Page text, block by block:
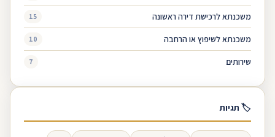
משכנתא לרכישת דירה ראשונה 15
משכנתא לשיפוץ או הרחבה 10
שירותים 7
🏷 תגיות